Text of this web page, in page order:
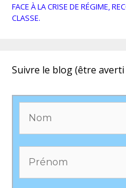
FACE À LA CRISE DE RÉGIME,
CLASSE.
Suivre le blog (être averti